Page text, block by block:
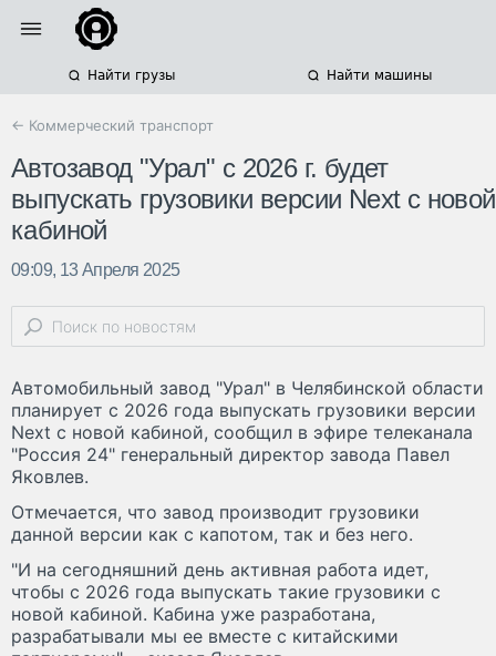
Найти грузы Найти машины
← Коммерческий транспорт
Автозавод "Урал" с 2026 г. будет
выпускать грузовики версии Next с новой
кабиной
09:09, 13 Апреля 2025
Автомобильный завод "Урал" в Челябинской области
планирует с 2026 года выпускать грузовики версии
Next с новой кабиной, сообщил в эфире телеканала
"Россия 24" генеральный директор завода Павел
Яковлев.
Отмечается, что завод производит грузовики
данной версии как с капотом, так и без него.
"И на сегодняшний день активная работа идет,
чтобы с 2026 года выпускать такие грузовики с
новой кабиной. Кабина уже разработана,
разрабатывали мы ее вместе с китайскими